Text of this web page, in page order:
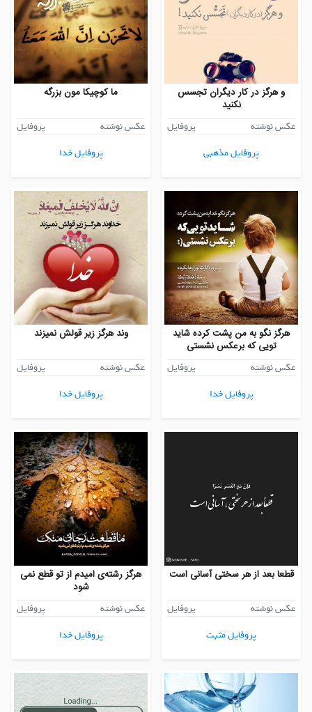
و هرگز در کار دیگران تجسس
نکنید
عکس نوشته
پروفایل
پروفایل مذهبی
ما کوچیکا مون بزرگه
عکس نوشته
پروفایل
پروفایل خدا
هرگز نگو به من پشت کرده شاید
تویی که برعکس نشستی
عکس نوشته
پروفایل
پروفایل خدا
وند هرگز زیر قولش نمیزند
عکس نوشته
پروفایل
پروفایل خدا
قطعا بعد از هر سختی آسانی است
عکس نوشته
پروفایل
پروفایل مثبت
هرگز رشته‌ی امیدم از تو قطع نمی
شود
عکس نوشته
پروفایل
پروفایل خدا